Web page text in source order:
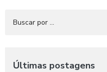
Últimas postagens